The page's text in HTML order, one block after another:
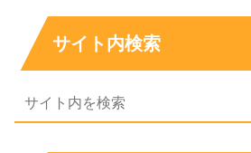
サイト内検索